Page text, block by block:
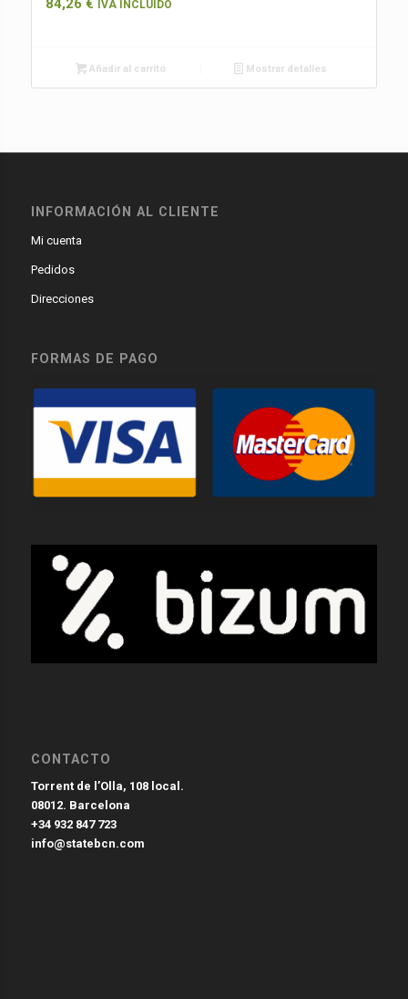
84,26 € IVA INCLUIDO
Añadir al carrito Mostrar detalles
INFORMACIÓN AL CLIENTE
Mi cuenta
Pedidos
Direcciones
FORMAS DE PAGO
CONTACTO
Torrent de l’Olla, 108 local.
08012. Barcelona
+34 932 847 723
info@statebcn.com